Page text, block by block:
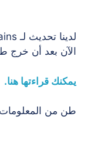
الآن بعد أن خرج
يمكنك قراءتها هنا.
طن من